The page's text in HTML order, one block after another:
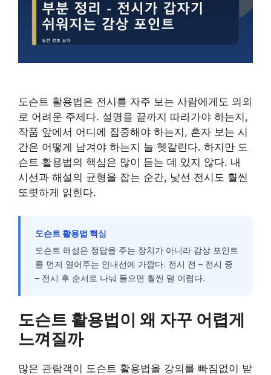
도슨트 활용법은 전시를 자주 보는 사람에게도 의외
로 어려운 주제다. 설명을 끝까지 따라가야 하는지,
작품 앞에서 어디에 집중해야 하는지, 혼자 보는 시
간은 어떻게 남겨야 하는지 늘 헷갈린다. 하지만 도
슨트 활용법의 핵심은 많이 듣는 데 있지 않다. 내
시선과 해설의 균형을 잡는 순간, 낯선 전시도 훨씬
또렷하게 읽힌다.
도슨트 활용법 핵심
도슨트 해설은 정답을 주는 장치가 아니라 감상 포인트
를 먼저 열어주는 안내선에 가깝다. 전시 전 – 전시 중
– 전시 후 순서로 나눠 들으면 훨씬 덜 어렵다.
도슨트 활용법이 왜 자꾸 어렵게
느껴질까
많은 관람객이 도슨트 활용법을 강의를 빠짐없이 받